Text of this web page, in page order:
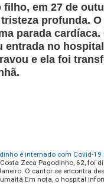
filho, em 27 de
profunda.
parada
entrada no
e ela foi
é internado com Covid-
Zeca Pagodinho, 62, foi
O cantor se encontra
nota, o hospital